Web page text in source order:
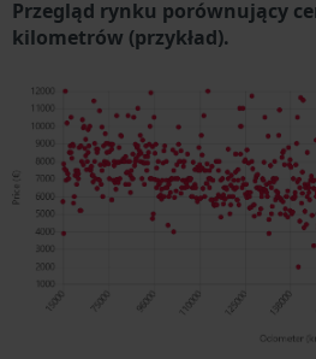
Przegląd rynku porównujący
kilometrów (przykład).